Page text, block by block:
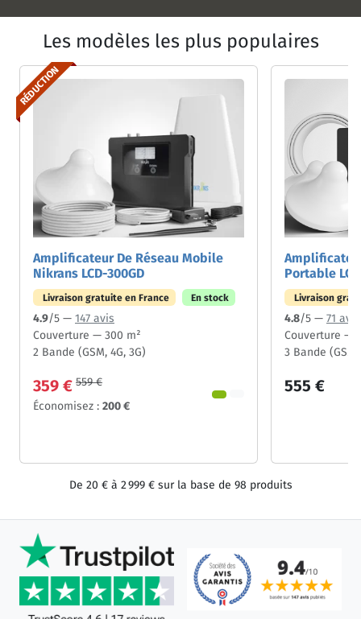
Les modèles les plus populaires
RÉDUCTION
Amplificateur De Réseau Mobile
Nikrans LCD-300GD
Livraison gratuite en France En stock
4.9/5 — 147 avis
Couverture — 300 m²
2 Bande (GSM, 4G, 3G)
359 € 559 €
Économisez : 200 €
Portable
Livraison
4.8/5 — 71 avis
Couverture —
3 Bande (GSM,
555 €
De 20 €à 2 999 €sur la base de 98 produits